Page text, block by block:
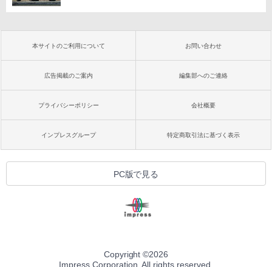
本サイトのご利用について お問い合わせ
広告掲載のご案内 編集部へのご連絡
プライバシーポリシー 会社概要
インプレスグループ 特定商取引法に基づく表示
PC版で見る
Copyright ©2026
Impress Corporation. All rights reserved.